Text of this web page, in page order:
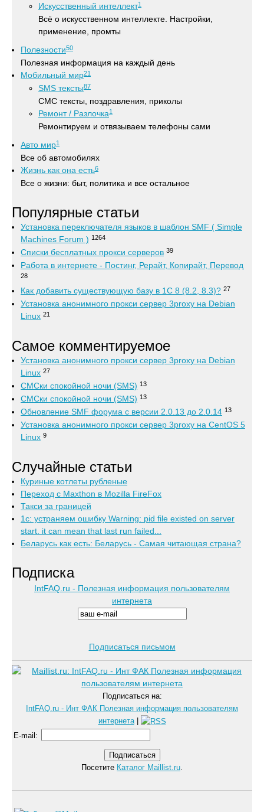
Искусственный интеллект1
Всё о искусственном интеллекте. Настройки,
применение, промты
Полезности50
Полезная информация на каждый день
Мобильный мир21
SMS тексты87
СМС тексты, поздравления, приколы
Ремонт / Разлочка1
Ремонтируем и отвязываем телефоны сами
Авто мир1
Все об автомобилях
Жизнь как она есть6
Все о жизни: быт, политика и все остальное
Популярные статьи
Установка переключателя языков в шаблон SMF ( Simple
Machines Forum ) 1264
Списки бесплатных прокси серверов 39
Работа в интернете - Постинг, Рерайт, Копирайт, Перевод
28
Как добавить существующую базу в 1С 8 (8.2, 8.3)? 27
Установка анонимного прокси сервер 3proxy на Debian
Linux 21
Самое комментируемое
Установка анонимного прокси сервер 3proxy на Debian
Linux 27
СМСки спокойной ночи (SMS) 13
СМСки спокойной ночи (SMS) 13
Обновление SMF форума с версии 2.0.13 до 2.0.14 13
Установка анонимного прокси сервер 3proxy на CentOS 5
Linux 9
Случайные статьи
Куриные котлеты рубленые
Переход с Maxthon в Mozilla FireFox
Такси за границей
1с: устраняем ошибку Warning: pid file existed on server
start. it can mean that last run failed...
Беларусь как есть: Беларусь - Самая читающая страна?
Подписка
IntFAQ.ru - Полезная информация пользователям
интернета
Подписаться письмом
Подписаться на:
IntFAQ.ru - Инт ФАК Полезная информация пользователям
интернета|
E-mail :
Посетите Каталог Maillist.ru.